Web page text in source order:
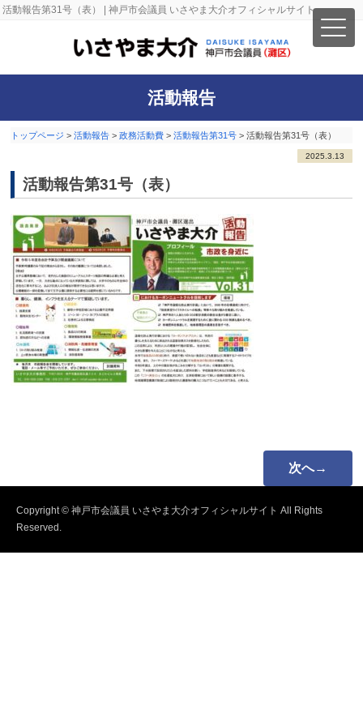
活動報告第31号（表） | 神戸市会議員 いさやま大介オフィシャルサイト
活動報告
トップページ >活動報告 >政務活動費 >活動報告第31号 >活動報告第31号（表）
2025.3.13
活動報告第31号（表）
次へ→
Copyright © 神戸市会議員 いさやま大介オフィシャルサイト All Rights
Reserved.